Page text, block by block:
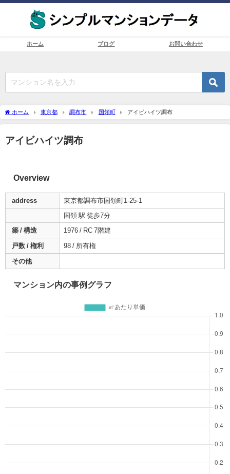
ホーム ブログ お問い合わせ
ホーム 東京都 調布市 国領町 アイビハイツ調布
アイビハイツ調布
Overview
address 東京都調布市国領町1-25-1
国領 駅 徒歩7分
築 / 構造 1976 / RC 7階建
戸数 / 権利 98 / 所有権
その他
マンション内の事例グラフ